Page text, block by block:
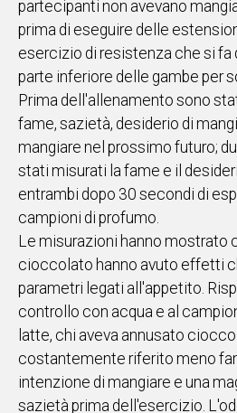
partecipanti non avevano
prima di eseguire delle
esercizio di resistenza che si fa
parte inferiore delle gambe per
Prima dell'allenamento sono
fame, sazietà, desiderio di
mangiare nel prossimo futuro;
stati misurati la fame e il
entrambi dopo 30 secondi di
campioni di profumo.
Le misurazioni hanno mostrato
cioccolato hanno avuto effetti
parametri legati all'appetito.
controllo con acqua e al
latte, chi aveva annusato
costantemente riferito meno
intenzione di mangiare e una
sazietà prima dell'esercizio.